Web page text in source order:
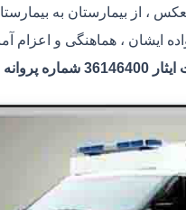
، از بیمارستان به
ایشان ، هماهنگی و اعزام
323036